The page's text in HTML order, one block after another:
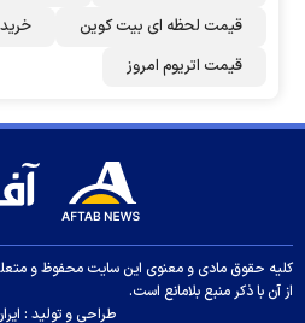
قیمت لحظه ای بیت کوین
قیمت اتریوم امروز
کلیه حقوق مادی و معنوی این سایت محفوظ و
از آن با ذکر منبع بلامانع است.
طراحی و تولید :